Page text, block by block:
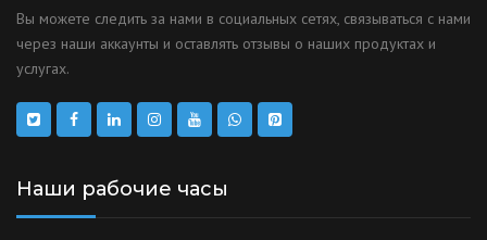
Вы можете следить за нами в социальных сетях, связываться с нами
через наши аккаунты и оставлять отзывы о наших продуктах и
услугах.
Наши рабочие часы